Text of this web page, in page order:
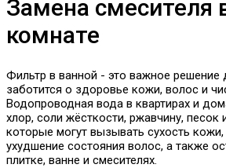
Замена смесителя
комнате
Фильтр в ванной - это важное решение
заботится о здоровье кожи, волос и
Водопроводная вода в квартирах и
хлор, соли жёсткости, ржавчину, песок
которые могут вызывать сухость
ухудшение состояния волос, а также
плитке, ванне и смесителях.